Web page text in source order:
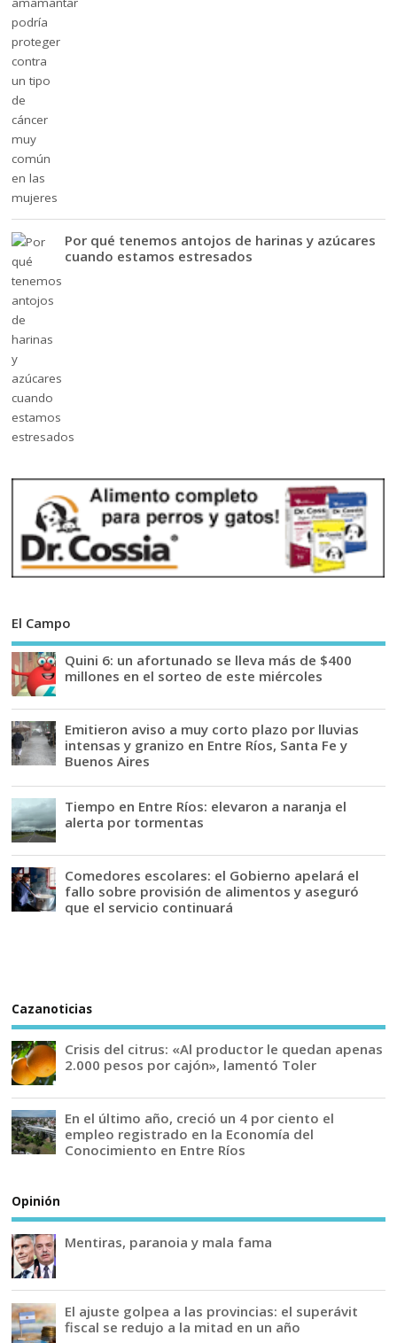
Por qué tenemos antojos de harinas y azúcares
cuando estamos estresados
El Campo
Quini 6: un afortunado se lleva más de $400
millones en el sorteo de este miércoles
Emitieron aviso a muy corto plazo por lluvias
intensas y granizo en Entre Ríos, Santa Fe y
Buenos Aires
Tiempo en Entre Ríos: elevaron a naranja el
alerta por tormentas
Comedores escolares: el Gobierno apelará el
fallo sobre provisión de alimentos y aseguró
que el servicio continuará
Cazanoticias
Crisis del citrus: «Al productor le quedan apenas
2.000 pesos por cajón», lamentó Toler
En el último año, creció un 4 por ciento el
empleo registrado en la Economía del
Conocimiento en Entre Ríos
Opinión
Mentiras, paranoia y mala fama
El ajuste golpea a las provincias: el superávit
fiscal se redujo a la mitad en un año